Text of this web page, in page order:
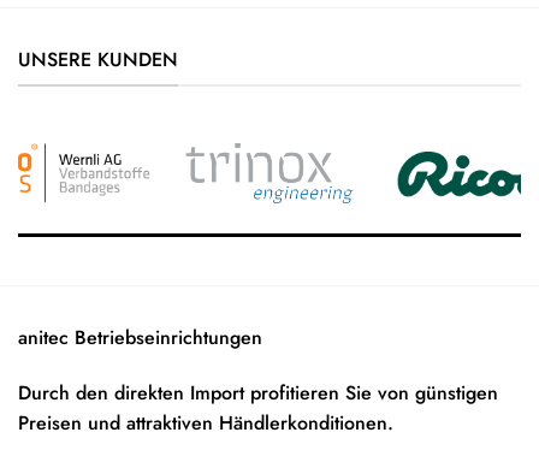
UNSERE KUNDEN
anitec Betriebseinrichtungen
Durch den direkten Import profitieren Sie von günstigen
Preisen und attraktiven Händlerkonditionen.